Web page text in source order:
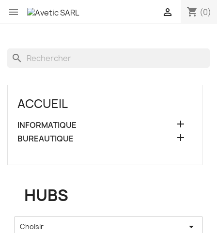
 shopping_cart (0)

search
ACCUEIL
INFORMATIQUE 
BUREAUTIQUE 
HUBS
Choisir 